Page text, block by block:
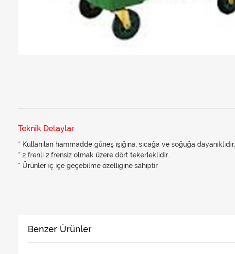
Teknik Detaylar :
* Kullanılan hammadde güneş ışığına, sıcağa ve soğuğa dayanıklıdır.
* 2 frenli 2 frensiz olmak üzere dört tekerleklidir.
* Ürünler iç içe geçebilme özelliğine sahiptir.
Benzer Ürünler